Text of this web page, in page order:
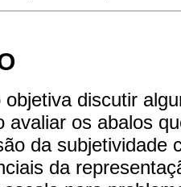
objetiva discutir
avaliar os abalos
da subjetividade
da